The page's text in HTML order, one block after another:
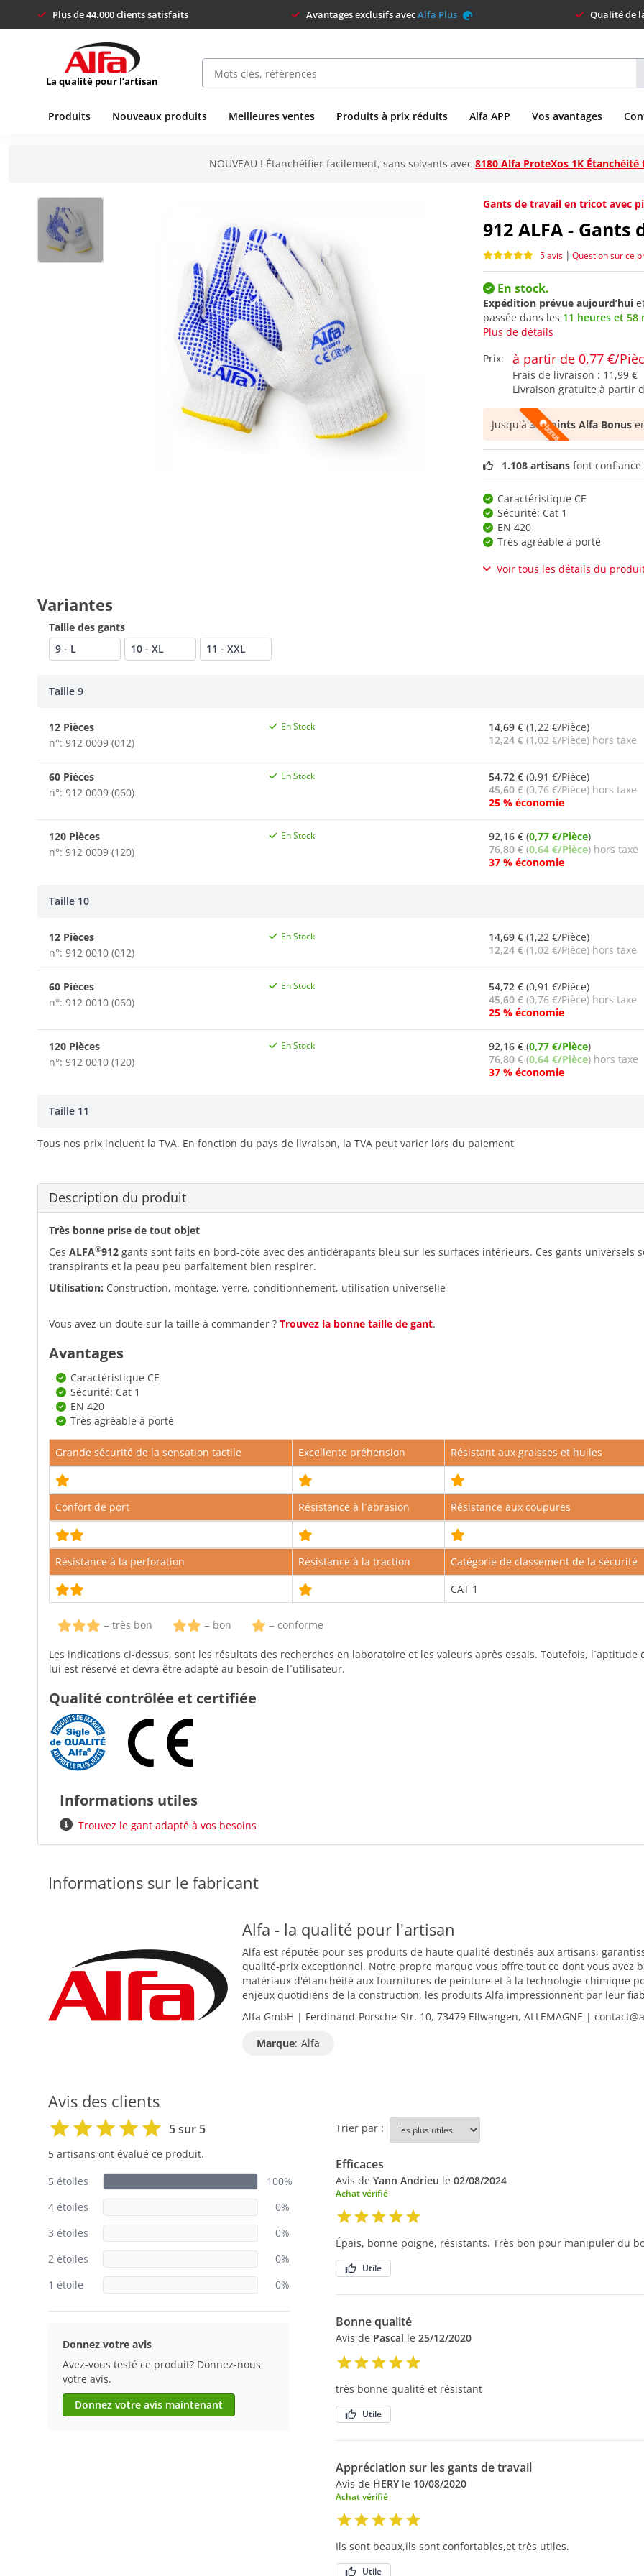
Plus de 44.000 clients satisfaits Avantages exclusifs avecAlfa Plus Qualité de
La qualité pour l’artisan
Produits Nouveaux produits Meilleures ventes Produits à prix réduits Alfa APP Vos avantages
NOUVEAU ! Étanchéifier facilement, sans solvants avec 8180 Alfa ProteXos 1K
Gants de travail en tricot avec
912 ALFA -
5 avis | Question sur ce
En stock.
Expédition prévue aujourd’hui
passée dans les 11 heures et 58
Plus de détails
Prix:
à partir de 0,77 €/
Frais de livraison : 11,99 €
Livraison gratuite à partir
Jusqu'à38 points Alfa Bonus
1.108 artisans font
Caractéristique CE
Sécurité: Cat 1
EN 420
Très agréable à porté
Voir tous les détails du
Variantes
Taille des gants
9 - L
10 - XL 11 - XXL
Taille 9
12 Pièces
n°: 912 0009 (012)
En Stock 14,69 € (1,22 €/Pièce)
12,24 € (1,02 €/Pièce) hors taxe
60 Pièces
n°: 912 0009 (060)
En Stock 54,72 € (0,91 €/Pièce)
45,60 € (0,76 €/Pièce) hors taxe
25 % économie
120 Pièces
n°: 912 0009 (120)
En Stock 92,16 € (0,77 €/Pièce)
76,80 € (0,64 €/Pièce) hors taxe
37 % économie
Taille 10
12 Pièces
n°: 912 0010 (012)
En Stock 14,69 € (1,22 €/Pièce)
12,24 € (1,02 €/Pièce) hors taxe
60 Pièces
n°: 912 0010 (060)
En Stock 54,72 € (0,91 €/Pièce)
45,60 € (0,76 €/Pièce) hors taxe
25 % économie
120 Pièces
n°: 912 0010 (120)
En Stock 92,16 € (0,77 €/Pièce)
76,80 € (0,64 €/Pièce) hors taxe
37 % économie
Taille 11
Tous nos prix incluent la TVA. En fonction du pays de livraison, la TVA peut varier lors du paiement
Description du produit
Très bonne prise de tout objet
Ces ALFA®912 gants sont faits en bord-côte avec des antidérapants bleu sur les surfaces intérieurs. Ces gants
transpirants et la peau peu parfaitement bien respirer.
Utilisation: Construction, montage, verre, conditionnement, utilisation universelle
Vous avez un doute sur la taille à commander ? Trouvez la bonne taille de gant.
Avantages
Caractéristique CE
Sécurité: Cat 1
EN 420
Très agréable à porté
Grande sécurité de la sensation tactile Excellente préhension Résistant aux graisses et huiles
Confort de port Résistance à l´abrasion Résistance aux coupures
Résistance à la perforation Résistance à la traction Catégorie de classement de la sécurité
CAT 1
= très bon = bon = conforme
Les indications ci-dessus, sont les résultats des recherches en laboratoire et les valeurs après essais. Toutefois,
lui est réservé et devra être adapté au besoin de l´utilisateur.
Qualité contrôlée et certifiée
Informations utiles
Trouvez le gant adapté à vos besoins
Informations sur le fabricant
Alfa - la qualité pour l'artisan
Alfa est réputée pour ses produits de haute qualité destinés aux artisans,
qualité-prix exceptionnel. Notre propre marque vous offre tout ce dont vous avez
matériaux d'étanchéité aux fournitures de peinture et à la technologie chimique
enjeux quotidiens de la construction, les produits Alfa impressionnent par leur
Alfa GmbH | Ferdinand-Porsche-Str. 10, 73479 Ellwangen, ALLEMAGNE |
Marque: Alfa
Avis des clients
5 sur 5
5 artisans ont évalué ce produit.
5 étoiles
100%
4 étoiles
0%
3 étoiles
0%
2 étoiles
0%
1 étoile
0%
Donnez votre avis
Avez-vous testé ce produit? Donnez-nous
votre avis.
Donnez votre avis maintenant
Trier par :
Efficaces
Avis de Yann Andrieu le 02/08/2024
Achat vérifié
Épais, bonne poigne, résistants. Très bon pour manipuler du
Utile
Bonne qualité
Avis de Pascal le 25/12/2020
très bonne qualité et résistant
Utile
Appréciation sur les gants de travail
Avis de HERY le 10/08/2020
Achat vérifié
Ils sont beaux,ils sont confortables,et très utiles.
Utile